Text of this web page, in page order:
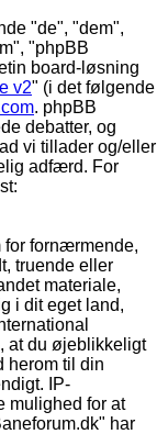
"de", "dem",
"phpBB
board-løsning
v2" (i det følgende
. phpBB
debatter, og
vi tillader og/eller
adfærd. For
for fornærmende,
truende eller
materiale,
i dit eget land,
at du øjeblikkeligt
herom til din
IP-
mulighed for at
har